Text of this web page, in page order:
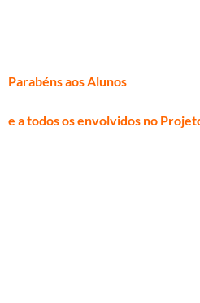
Parabéns aos Alunos
e a todos os envolvidos no